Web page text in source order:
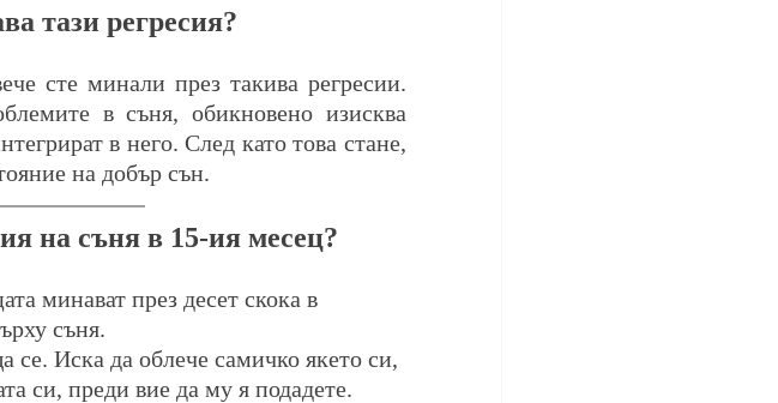
тази регресия?
в съня, обикновено изисква
в него. След като това стане,
на добър сън.
на съня в 15-ия месец?
минават през десет скока в
съня.
се. Иска да облече самичко якето си,
си, преди вие да му я подадете.